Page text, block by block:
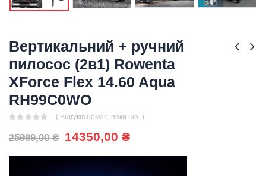
Вертикальний + ручний
пилосос (2в1) Rowenta
XForce Flex 14.60 Aqua
RH99C0WO
( Відгуків немає, поки що. )
25999,00₴ Оригінальна
14350,00 ₴Поточна